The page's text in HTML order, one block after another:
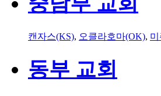
캔자스(KS), 오클라호마(OK),
동부 교회